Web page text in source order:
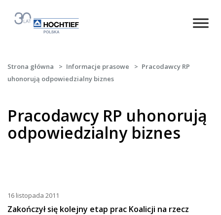
Strona główna > Informacje prasowe > Pracodawcy RP
uhonorują odpowiedzialny biznes
Pracodawcy RP uhonorują
odpowiedzialny biznes
16 listopada 2011
Zakończył się kolejny etap prac Koalicji na rzecz